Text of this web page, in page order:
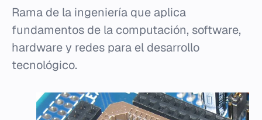
Rama de la ingeniería que aplica
fundamentos de la computación, software,
hardware y redes para el desarrollo
tecnológico.